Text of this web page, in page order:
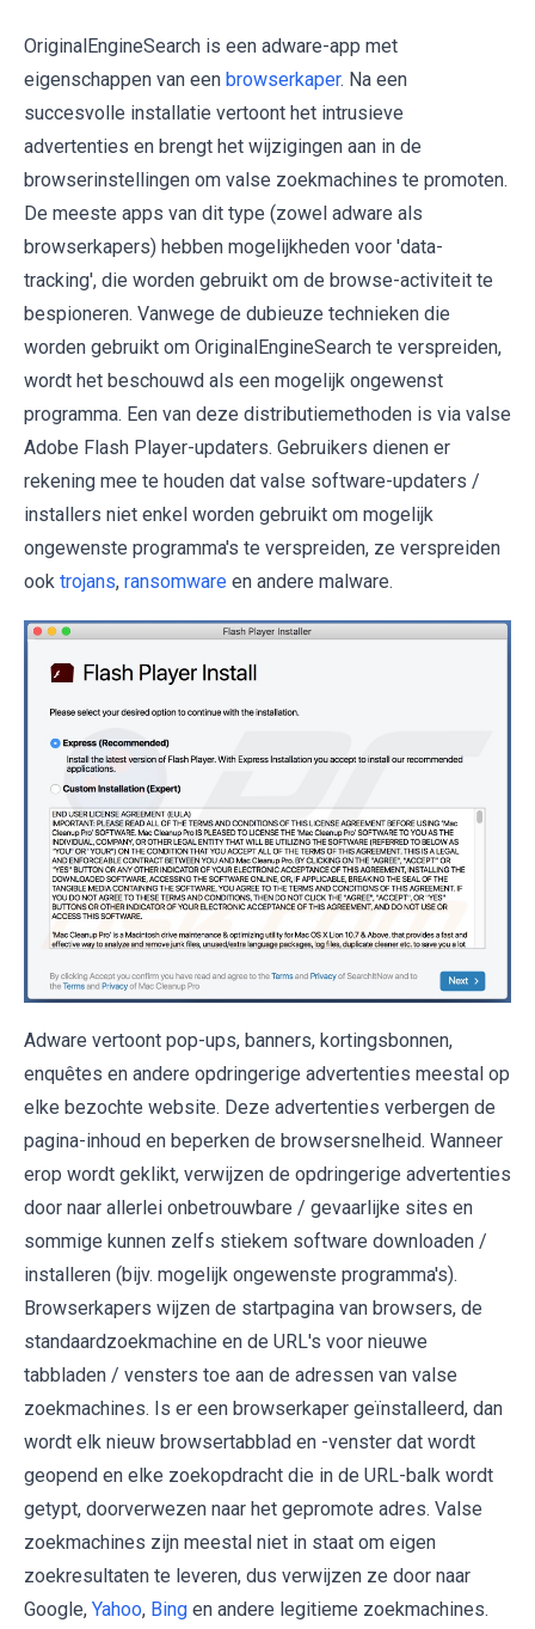
OriginalEngineSearch is een adware-app met
eigenschappen van een browserkaper. Na een
succesvolle installatie vertoont het intrusieve
advertenties en brengt het wijzigingen aan in de
browserinstellingen om valse zoekmachines te promoten.
De meeste apps van dit type (zowel adware als
browserkapers) hebben mogelijkheden voor 'data-
tracking', die worden gebruikt om de browse-activiteit te
bespioneren. Vanwege de dubieuze technieken die
worden gebruikt om OriginalEngineSearch te verspreiden,
wordt het beschouwd als een mogelijk ongewenst
programma. Een van deze distributiemethoden is via valse
Adobe Flash Player-updaters. Gebruikers dienen er
rekening mee te houden dat valse software-updaters /
installers niet enkel worden gebruikt om mogelijk
ongewenste programma's te verspreiden, ze verspreiden
ook trojans, ransomware en andere malware.
Adware vertoont pop-ups, banners, kortingsbonnen,
enquêtes en andere opdringerige advertenties meestal op
elke bezochte website. Deze advertenties verbergen de
pagina-inhoud en beperken de browsersnelheid. Wanneer
erop wordt geklikt, verwijzen de opdringerige advertenties
door naar allerlei onbetrouwbare / gevaarlijke sites en
sommige kunnen zelfs stiekem software downloaden /
installeren (bijv. mogelijk ongewenste programma's).
Browserkapers wijzen de startpagina van browsers, de
standaardzoekmachine en de URL's voor nieuwe
tabbladen / vensters toe aan de adressen van valse
zoekmachines. Is er een browserkaper geïnstalleerd, dan
wordt elk nieuw browsertabblad en -venster dat wordt
geopend en elke zoekopdracht die in de URL-balk wordt
getypt, doorverwezen naar het gepromote adres. Valse
zoekmachines zijn meestal niet in staat om eigen
zoekresultaten te leveren, dus verwijzen ze door naar
Google, Yahoo, Bing en andere legitieme zoekmachines.